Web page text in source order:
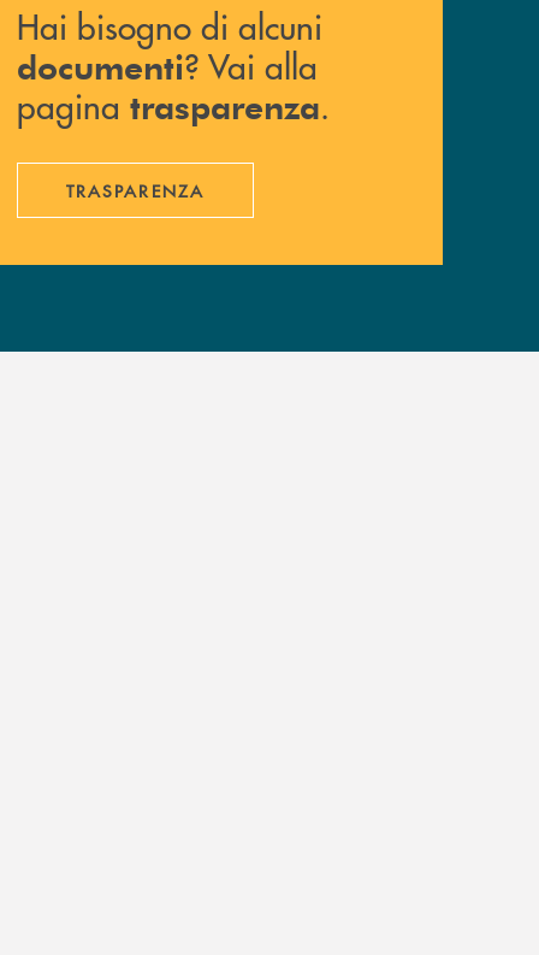
Hai bisogno di alcuni
documenti? Vai alla
pagina trasparenza.
TRASPARENZA